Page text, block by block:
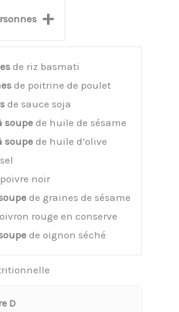
+
de riz basmati
de poitrine de poulet
de sauce soja
soupe de huile de sésame
soupe de huile d’olive
noir
de graines de sésame
rouge en conserve
de oignon séché
D